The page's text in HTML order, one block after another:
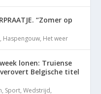
“Zomer op
, Haspengouw, Het weer
lonen: Truiense
Belgische titel
, Sport,Wedstrijd,